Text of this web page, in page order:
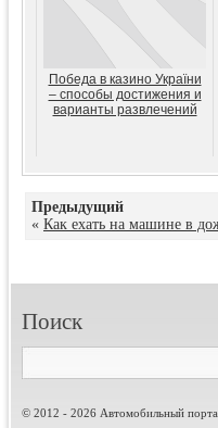
Победа в казино України
– способы достижения и
варианты развлечений
Предыдущий
« Как ехать на машине в
Поиск
© 2012 - 2026 Автомобильный